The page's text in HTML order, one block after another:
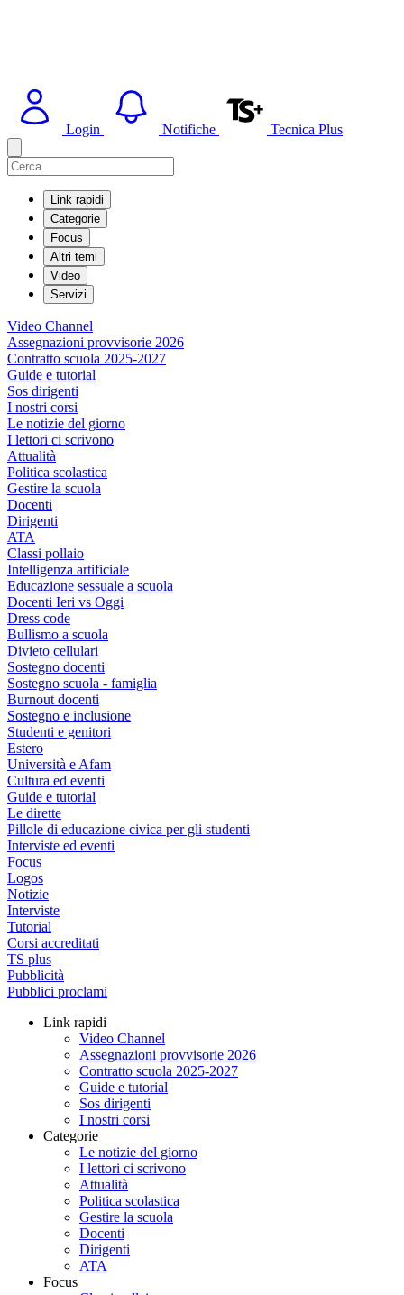
Login Notifiche Tecnica Plus
Link rapidi
Categorie
Focus
Altri temi
Video
Servizi
Video Channel
Assegnazioni provvisorie 2026
Contratto scuola 2025-2027
Guide e tutorial
Sos dirigenti
I nostri corsi
Le notizie del giorno
I lettori ci scrivono
Attualità
Politica scolastica
Gestire la scuola
Docenti
Dirigenti
ATA
Classi pollaio
Intelligenza artificiale
Educazione sessuale a scuola
Docenti Ieri vs Oggi
Dress code
Bullismo a scuola
Divieto cellulari
Sostegno docenti
Sostegno scuola - famiglia
Burnout docenti
Sostegno e inclusione
Studenti e genitori
Estero
Università e Afam
Cultura ed eventi
Guide e tutorial
Le dirette
Pillole di educazione civica per gli studenti
Interviste ed eventi
Focus
Logos
Notizie
Interviste
Tutorial
Corsi accreditati
TS plus
Pubblicità
Pubblici proclami
Link rapidi
Video Channel
Assegnazioni provvisorie 2026
Contratto scuola 2025-2027
Guide e tutorial
Sos dirigenti
I nostri corsi
Categorie
Le notizie del giorno
I lettori ci scrivono
Attualità
Politica scolastica
Gestire la scuola
Docenti
Dirigenti
ATA
Focus